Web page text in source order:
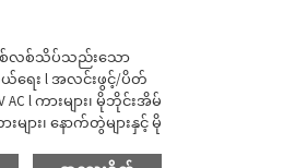
ကဲကျစ်လစ်သိပ်သည်းသော
ယ်ရေး l အလင်းဖွင့်/ပိတ်
l ကားများ၊ မိုဘိုင်းအိမ်
များ၊ နောက်တွဲများနှင့် မို